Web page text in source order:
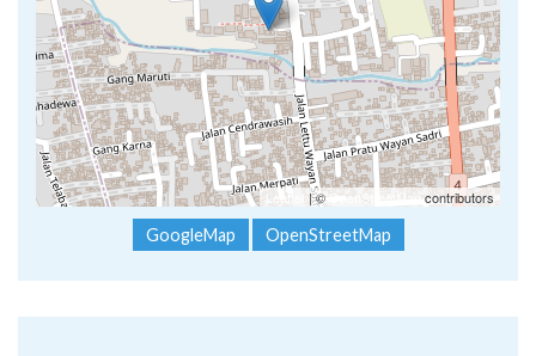
Leaflet | ©OpenStreetMap contributors
GoogleMap OpenStreetMap